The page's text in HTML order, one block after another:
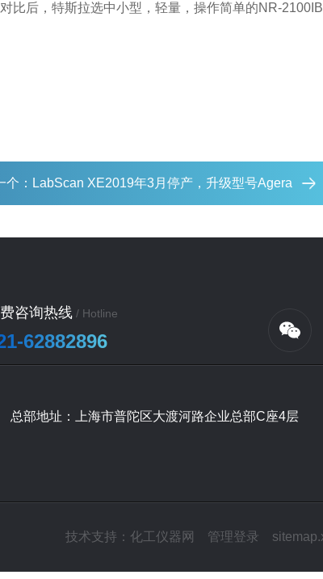
比后，特斯拉选中小型，轻量，操作简单的NR-
个： LabScan XE2019年3月停产，升级型号Agera
咨询热线 / Hotline
62882896
总部地址：上海市普陀区大渡河路企业总部C座4层
技术支持： 化工仪器网 管理登录